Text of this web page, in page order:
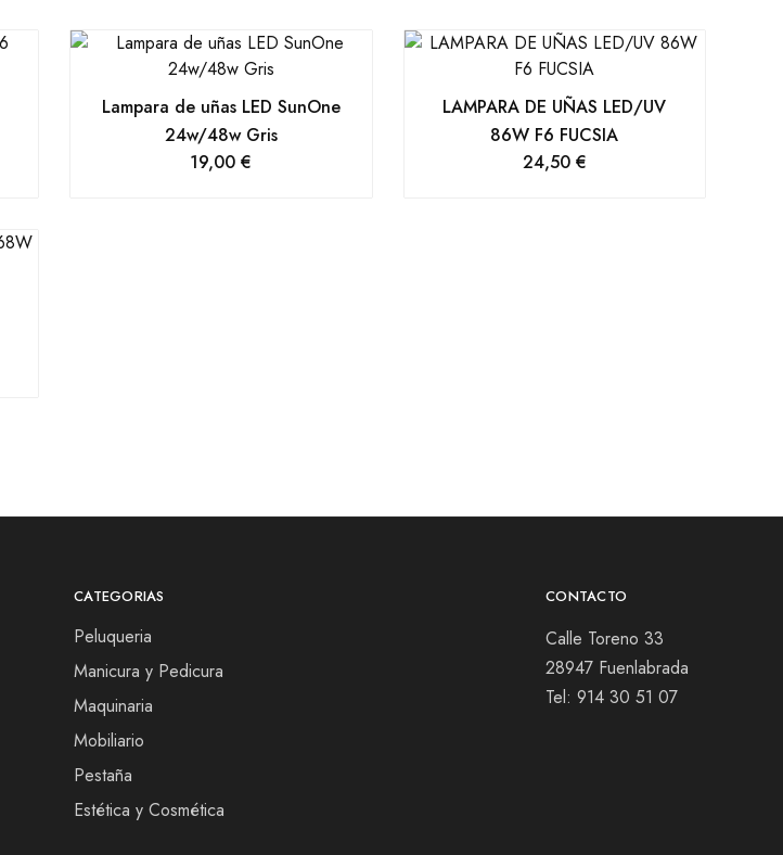
Lampara de uñas LED SunOne
24w/48w Gris
19,00€
LAMPARA DE UÑAS LED/UV
86W F6 FUCSIA
24,50 €
CATEGORIAS
Peluqueria
Manicura y Pedicura
Maquinaria
Mobiliario
Pestaña
Estética y Cosmética
CONTACTO
Calle Toreno 33
28947 Fuenlabrada
Tel: 914 30 51 07